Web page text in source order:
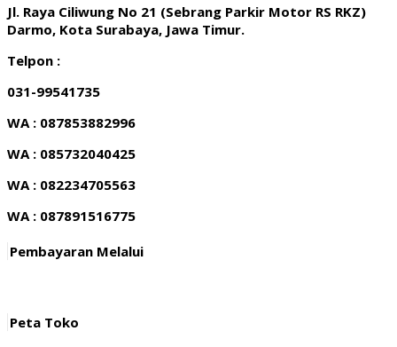
Jl. Raya Ciliwung No 21 (Sebrang Parkir Motor RS RKZ)
Darmo, Kota Surabaya, Jawa Timur.
Telpon :
031-99541735
WA : 087853882996
WA : 085732040425
WA : 082234705563
WA : 087891516775
Pembayaran Melalui
Peta Toko